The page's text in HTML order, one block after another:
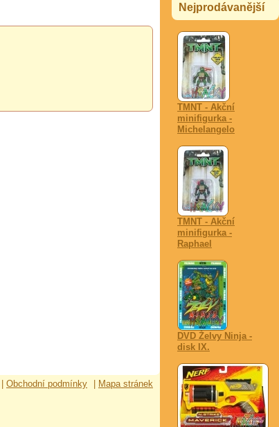
Nejprodávanější
TMNT - Akční
minifigurka -
Michelangelo
TMNT - Akční
minifigurka -
Raphael
DVD Želvy Ninja -
disk IX.
Obchodní podmínky Mapa stránek